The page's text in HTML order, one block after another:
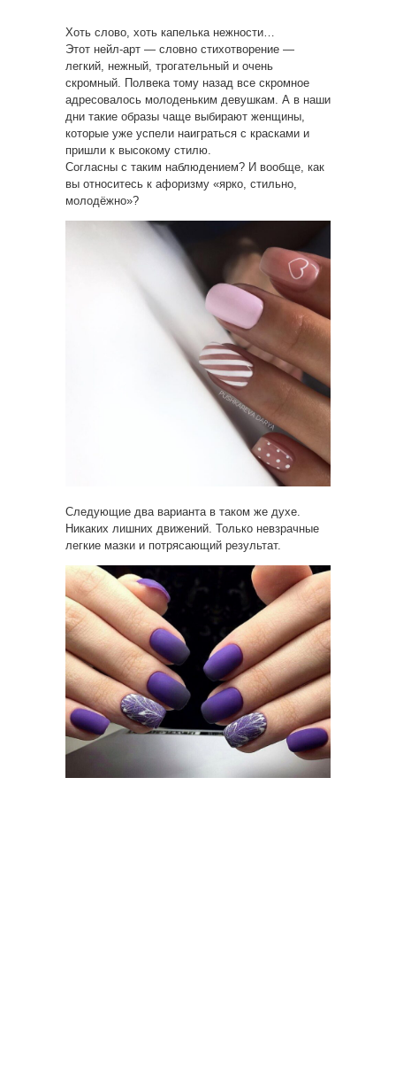
Хоть слово, хоть капелька нежности…
Этот нейл-арт — словно стихотворение —
легкий, нежный, трогательный и очень
скромный. Полвека тому назад все скромное
адресовалось молоденьким девушкам. А в наши
дни такие образы чаще выбирают женщины,
которые уже успели наиграться с красками и
пришли к высокому стилю.
Согласны с таким наблюдением? И вообще, как
вы относитесь к афоризму «ярко, стильно,
молодёжно»?
Следующие два варианта в таком же духе.
Никаких лишних движений. Только невзрачные
легкие мазки и потрясающий результат.